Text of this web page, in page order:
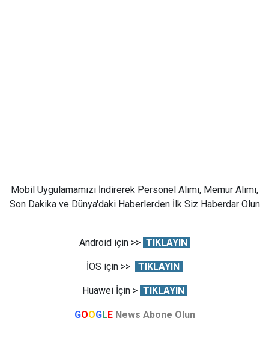
Mobil Uygulamamızı İndirerek Personel Alımı, Memur Alımı,
Son Dakika ve Dünya'daki Haberlerden İlk Siz Haberdar Olun
Android için >> TIKLAYIN
İOS için >> TIKLAYIN
Huawei İçin > TIKLAYIN
GOOGLE News Abone Olun